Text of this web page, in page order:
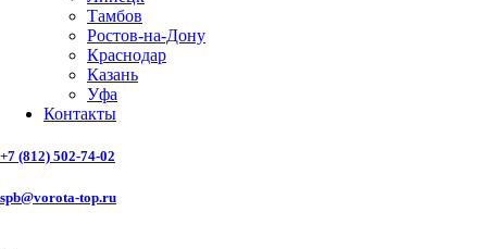
Тамбов
Ростов-на-Дону
Краснодар
Казань
Уфа
Контакты
+7 (812) 502-74-02
spb@vorota-top.ru